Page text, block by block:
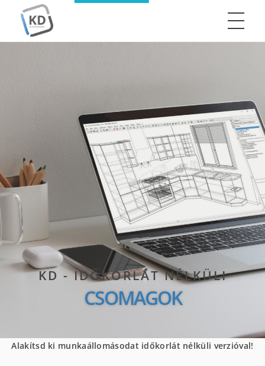
KD - IDŐKORLÁT NÉLKÜLI
CSOMAGOK
Alakítsd ki munkaállomásodat időkorlát nélküli verzióval!